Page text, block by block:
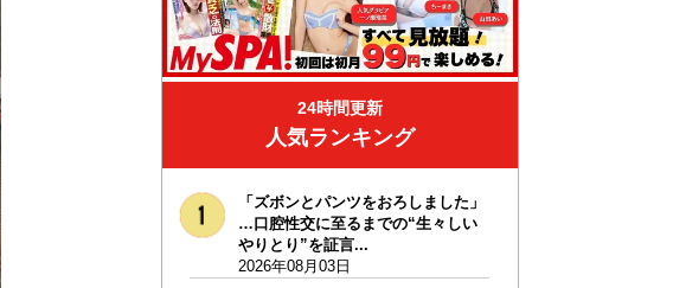
24時間更新
人気ランキング
「ズボンとパンツをおろしました」
…口腔性交に至るまでの“生々しい
やりとり”を証言...
2026年08月03日